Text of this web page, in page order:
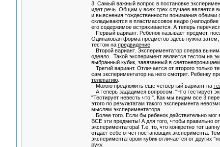
3. Самый важный вопрос в постановке
идет речь. Общим у всех трех случаев является
и выяснения тождественности понимания
складываются в пластмассовое ведро
его содержимое встряхивается. А теперь
Первый вариант. Ребенок называет предмет,
Одинаковая форма предметов здесь нужна
тестом на предвидение.
Второй вариант. Экспериментатор сперва
одеяло. Такой эксперимент является тестом на
выбранный кубик, завязанный в
Третий вариант. Отличается от второго только
сам экспериментатор на него смотрит. Ребенку
телепатию.
Можно предложить еще четвертый вариант на
А теперь зададимся вопросом: "Что тестирует
"Тестирует невесть что!". Как мы видим все 3
этого по результатам такого эксперимента
мыслям экспериментатора.
Более того. Если бы ребенок действительно
ВСЕ эти предметы! А для того, чтобы правильно
экспериментатора! Т.е. то, что конкретно тот
отдает себе отчет постановщик эксперимента.
экспериментатором кубик отличается от других
руку.